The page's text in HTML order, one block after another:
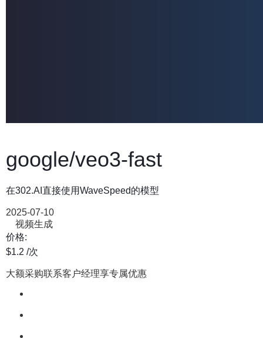
google/veo3-fast
在302.AI直接使用WaveSpeed的模型
2025-07-10
视频生成
价格:
$1.2 /次
大额采购联系客户经理享专属优惠